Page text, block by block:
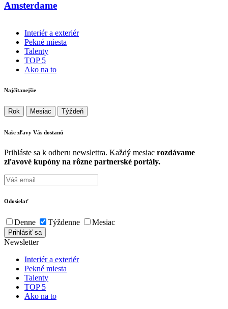
Amsterdame
Interiér a exteriér
Pekné miesta
Talenty
TOP 5
Ako na to
Najčítanejšie
Rok Mesiac Týždeň
Naše zľavy Vás dostanú
Prihláste sa k odberu newslettra. Každý mesiac rozdávame
zľavové kupóny na rôzne partnerské portály.
Odosielať
Denne Týždenne Mesiac
Newsletter
Interiér a exteriér
Pekné miesta
Talenty
TOP 5
Ako na to